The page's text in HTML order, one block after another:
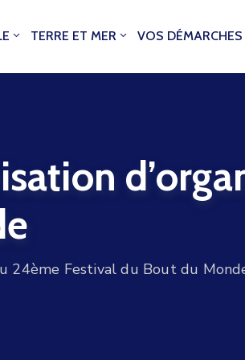
TERRE ET MER VOS DÉMARCHES
24ème Festival du Bout du